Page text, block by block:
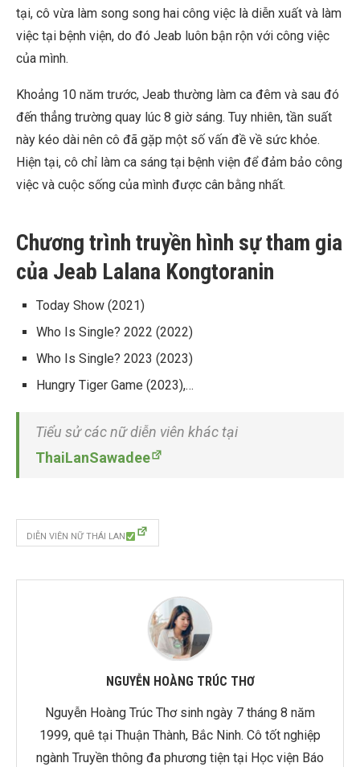
tại, cô vừa làm song song hai công việc là diễn xuất và làm
việc tại bệnh viện, do đó Jeab luôn bận rộn với công việc
của mình.
Khoảng 10 năm trước, Jeab thường làm ca đêm và sau đó
đến thẳng trường quay lúc 8 giờ sáng. Tuy nhiên, tần suất
này kéo dài nên cô đã gặp một số vấn đề về sức khỏe.
Hiện tại, cô chỉ làm ca sáng tại bệnh viện để đảm bảo công
việc và cuộc sống của mình được cân bằng nhất.
Chương trình truyền hình sự tham gia
của Jeab Lalana Kongtoranin
Today Show (2021)
Who Is Single? 2022 (2022)
Who Is Single? 2023 (2023)
Hungry Tiger Game (2023),…
Tiểu sử các nữ diễn viên khác tại
ThaiLanSawadee
DIỄN VIÊN NỮ THÁI LAN
NGUYỄN HOÀNG TRÚC THƠ
Nguyễn Hoàng Trúc Thơ sinh ngày 7 tháng 8 năm
1999, quê tại Thuận Thành, Bắc Ninh. Cô tốt nghiệp
ngành Truyền thông đa phương tiện tại Học viện Báo